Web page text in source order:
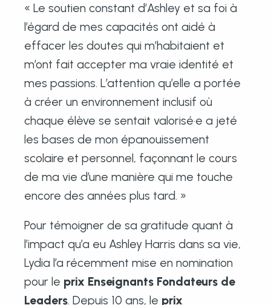
« Le soutien constant d’Ashley et sa foi à
l’égard de mes capacités ont aidé à
effacer les doutes qui m’habitaient et
m’ont fait accepter ma vraie identité et
mes passions. L’attention qu’elle a portée
à créer un environnement inclusif où
chaque élève se sentait valorisé·e a jeté
les bases de mon épanouissement
scolaire et personnel, façonnant le cours
de ma vie d’une manière qui me touche
encore des années plus tard. »
Pour témoigner de sa gratitude quant à
l’impact qu’a eu Ashley Harris dans sa vie,
Lydia l’a récemment mise en nomination
pour le prix Enseignants Fondateurs de
Leaders. Depuis 10 ans, le prix